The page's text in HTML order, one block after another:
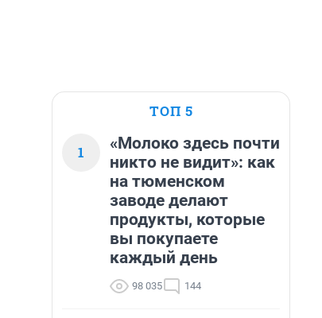
ТОП 5
1
«Молоко здесь почти
никто не видит»: как
на тюменском
заводе делают
продукты, которые
вы покупаете
каждый день
98 035 144